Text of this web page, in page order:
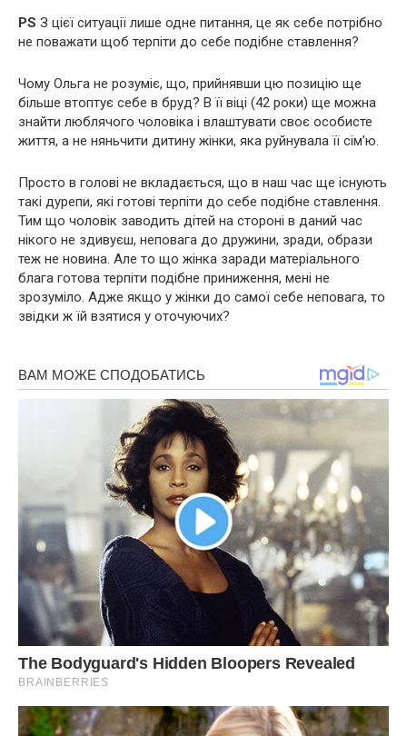
PS З цієї ситуації лише одне питання, це як себе потрібно
не поважати щоб терпіти до себе подібне ставлення?
Чому Ольга не розуміє, що, прийнявши цю позицію ще
більше втоптує себе в бруд? В її віці (42 роки) ще можна
знайти люблячого чоловіка і влаштувати своє особисте
життя, а не няньчити дитину жінки, яка руйнувала її сім’ю.
Просто в голові не вкладається, що в наш час ще існують
такі дуpепи, які готові терпіти до себе подібне ставлення.
Тим що чоловік заводить дітей на стороні в даний час
нікого не здивуєш, неповага до дружини, зрaди, образи
теж не новина. Але то що жінка заради матеріального
блага готова терпіти подібне приниження, мені не
зрозуміло. Адже якщо у жінки до самої себе неповага, то
звідки ж їй взятися у оточуючих?